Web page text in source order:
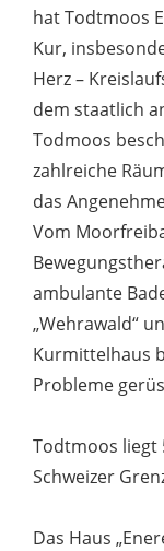
hat Todtmoos
Kur,
Herz –
dem staatlich
Todmoos
zahlreiche
das
Vom
ambulante
„Wehrawald“
Kurmittelhaus
Probleme
Todtmoos liegt
Schweizer
Das Haus